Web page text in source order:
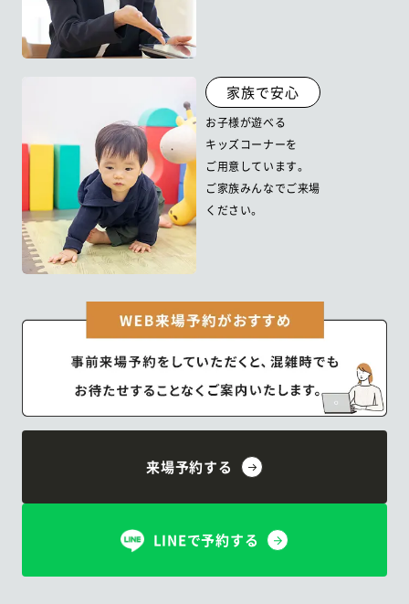
家族で安心
お子様が遊べる
キッズコーナーを
ご用意しています。
ご家族みんなでご来場
ください。
来場予約する
LINEで予約する